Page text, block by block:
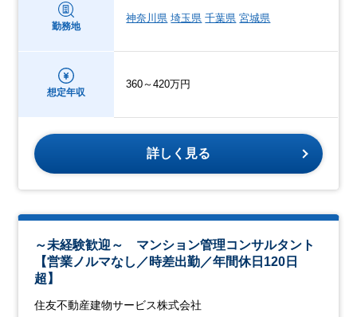
勤務地
神奈川県 埼玉県 千葉県 宮城県
想定年収
360～420万円
詳しく見る
～未経験歓迎～ マンション管理コンサルタント
【営業ノルマなし／時差出勤／年間休日120日
超】
住友不動産建物サービス株式会社